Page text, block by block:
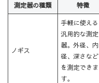
測定器の種類 特徴
ノギス
手軽に使える
汎用的な測定
器。外径、内
径、深さなど
を測定できま
す。